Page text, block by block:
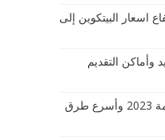
اسعار البيتكوين إلى
2023 مواعيد وأماكن التقديم
موعد ظهور نتيجة الثانوية العامة 2023 وأسرع طرق